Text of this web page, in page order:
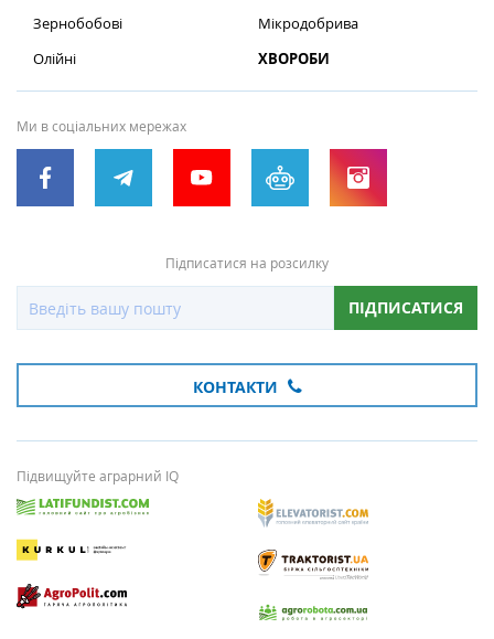
Зернобобові
Олійні
Мікродобрива
ХВОРОБИ
Ми в соціальних мережах
Підписатися на розсилку
ПІДПИСАТИСЯ
КОНТАКТИ
Підвищуйте аграрний IQ